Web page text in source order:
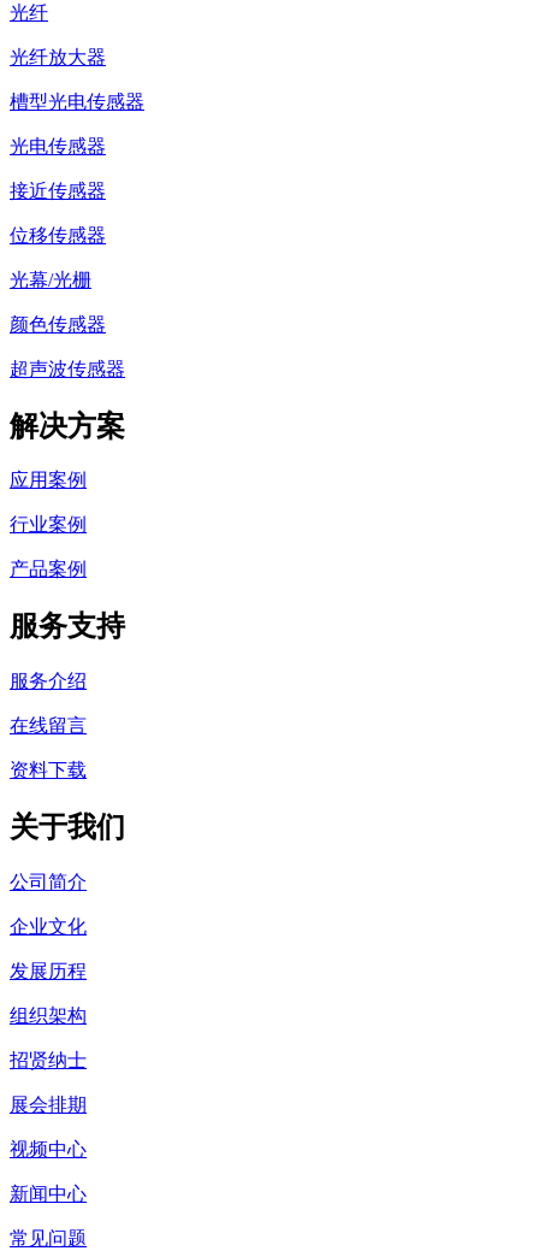
光纤
光纤放大器
槽型光电传感器
光电传感器
接近传感器
位移传感器
光幕/光栅
颜色传感器
超声波传感器
解决方案
应用案例
行业案例
产品案例
服务支持
服务介绍
在线留言
资料下载
关于我们
公司简介
企业文化
发展历程
组织架构
招贤纳士
展会排期
视频中心
新闻中心
常见问题